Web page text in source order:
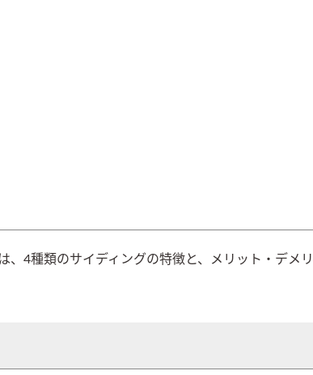
、4種類のサイディングの特徴と、メリット・デメリ